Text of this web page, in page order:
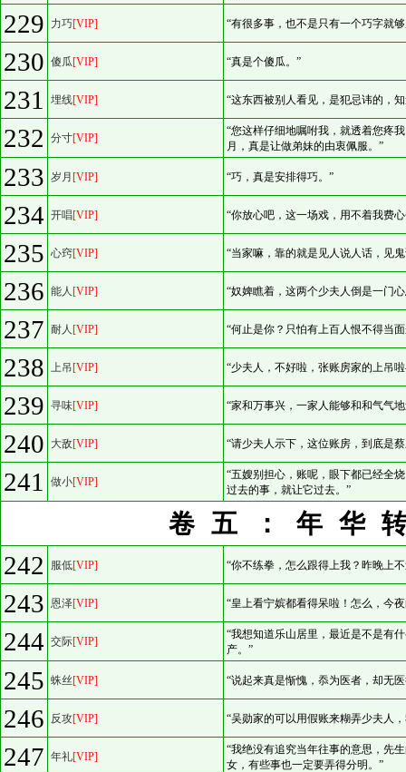
229 力巧[VIP] “有很多事，也不是只有一个巧字就
230 傻瓜[VIP] “真是个傻瓜。”
231 埋线[VIP] “这东西被别人看见，是犯忌讳的，
232 分寸[VIP]
“您这样仔细地嘱咐我，就透着您疼
月，真是让做弟妹的由衷佩服。”
233 岁月 [VIP] “巧，真是安排得巧。”
234 开唱[VIP] “你放心吧，这一场戏，用不着我费
235 心窍[VIP] “当家嘛，靠的就是见人说人话，见
236 能人 [VIP] “奴婢瞧着，这两个少夫人倒是一门
237 耐人 [VIP] “何止是你？只怕有上百人恨不得当
238 上吊[VIP] “少夫人，不好啦，张账房家的上吊
239 寻味[VIP] “家和万事兴，一家人能够和和气气
240 大敌[VIP] “请少夫人示下，这位账房，到底是
241 做小[VIP]
“五嫂别担心，账呢，眼下都已经全
过去的事，就让它过去。”
卷五：年华
242
服低[VIP] “你不练拳，怎么跟得上我？昨晚上
243 恩泽[VIP] “皇上看宁嫔都看得呆啦！怎么，今
244 交际[VIP]
“我想知道乐山居里，最近是不是有
产。”
245 蛛丝[VIP] “说起来真是惭愧，忝为医者，却无
246 反攻[VIP] “吴勋家的可以用假账来糊弄少夫人
247 年礼[VIP]
“我绝没有追究当年往事的意思，先
女，有些事也一定要弄得分明。”